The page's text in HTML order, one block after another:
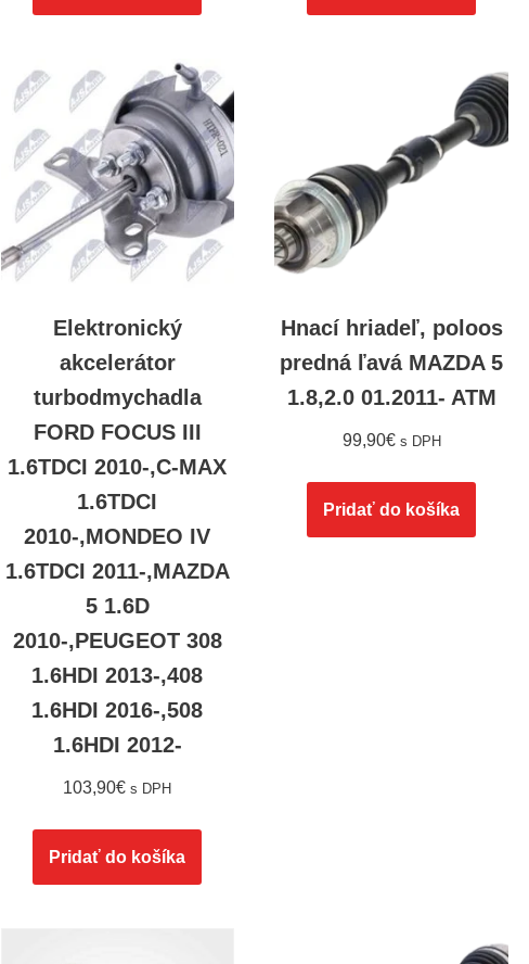
Elektronický
akcelerátor
turbodmychadla
FORD FOCUS III
1.6TDCI 2010-,C-MAX
1.6TDCI
2010-,MONDEO IV
1.6TDCI 2011-,MAZDA
5 1.6D
2010-,PEUGEOT 308
1.6HDI 2013-,408
1.6HDI 2016-,508
1.6HDI 2012-
103,90€ s DPH
Pridať do košíka
Hnací hriadeľ, poloos
predná ľavá MAZDA 5
1.8,2.0 01.2011- ATM
99,90€ s DPH
Pridať do košíka